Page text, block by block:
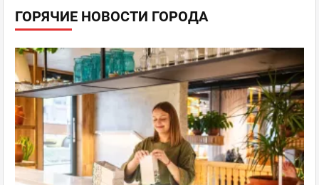
ГОРЯЧИЕ НОВОСТИ ГОРОДА